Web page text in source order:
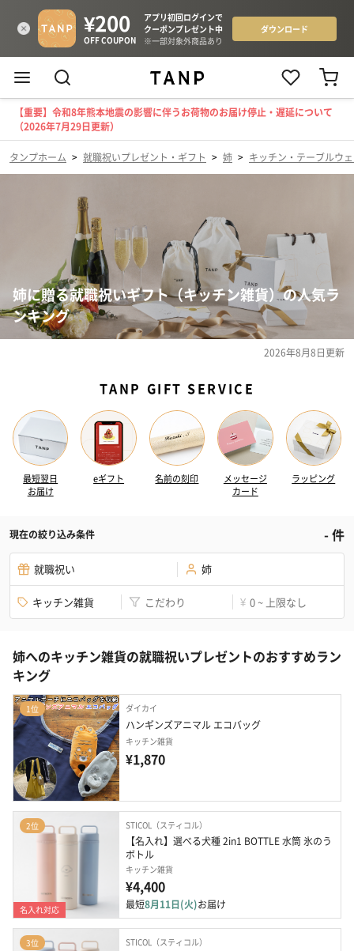
【重要】令和8年熊本地震の影響に伴うお荷物のお届け停止・遅延について
（2026年7月29日更新）
タンプホーム > 就職祝いプレゼント・ギフト > 姉 > キッチン・テーブルウ
姉に贈る就職祝いギフト（キッチン雑貨）の人気ラ
ンキング
2026年8月8日更新
TANP GIFT SERVICE
最短翌日
お届け
eギフト 名前の刻印
メッセージ
カード
ラッピング
現在の絞り込み条件 -件
就職祝い 姉
キッチン雑貨 こだわり ¥ 0 ~ 上限なし
姉へのキッチン雑貨の就職祝いプレゼントのおすすめラン
キング
1位 ダイカイ
ハンギンズアニマル エコバッグ
キッチン雑貨
¥1,870
2位
名入れ対応
STICOL（スティコル）
【名入れ】選べる犬種 2in1 BOTTLE 水筒 氷のう
ボトル
キッチン雑貨
¥4,400
最短8月11日(火)お届け
3位 STICOL（スティコル）